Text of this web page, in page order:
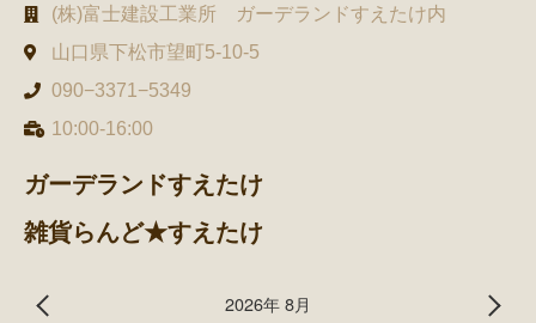
(株)富士建設工業所 ガーデランドすえたけ内
山口県下松市望町5-10-5
090−3371−5349
10:00-16:00
ガーデランドすえたけ
雑貨らんど★すえたけ
2026年 8月